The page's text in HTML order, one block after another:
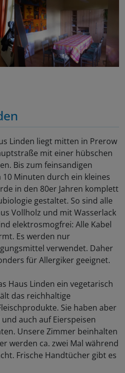
Linden liegt mitten in Prerow
mit einer hübschen
Bis zum feinsandigen
Minuten durch ein kleines
in den 80er Jahren komplett
gestaltet. So sind alle
Vollholz und mit Wasserlack
elektrosmogfrei: Alle Kabel
Es werden nur
verwendet. Daher
für Allergiker geeignet.
Haus Linden ein vegetarisch
das reichhaltige
Sie haben aber
auch auf Eierspeisen
Unsere Zimmer beinhalten
werden ca. zwei Mal während
Frische Handtücher gibt es